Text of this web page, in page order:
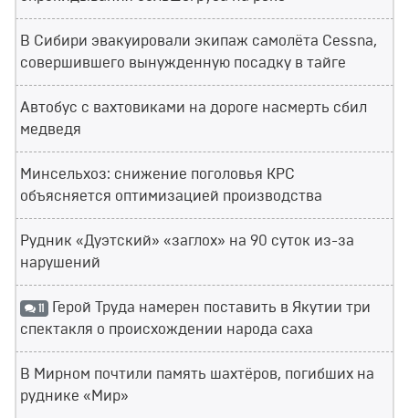
В Сибири эвакуировали экипаж самолёта Cessna,
совершившего вынужденную посадку в тайге
Автобус с вахтовиками на дороге насмерть сбил
медведя
Минсельхоз: снижение поголовья КРС
объясняется оптимизацией производства
Рудник «Дуэтский» «заглох» на 90 суток из-за
нарушений
11 Герой Труда намерен поставить в Якутии три
спектакля о происхождении народа саха
В Мирном почтили память шахтёров, погибших на
руднике «Мир»